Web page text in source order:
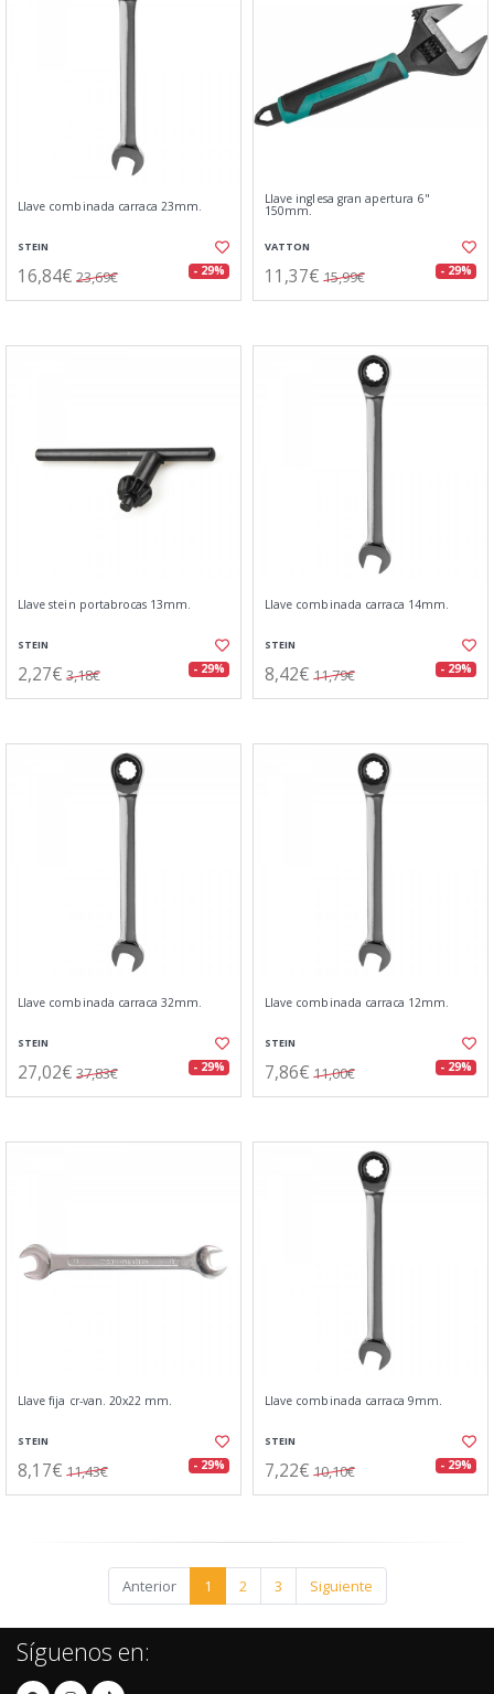
Llave combinada carraca 23mm.
STEIN
16,84€ 23,69€ - 29%
Llave inglesa gran apertura 6"
150mm.
VATTON
11,37€ 15,99€ - 29%
Llave stein portabrocas 13mm.
STEIN
2,27€ 3,18€ - 29%
Llave combinada carraca 14mm.
STEIN
8,42€ 11,79€ - 29%
Llave combinada carraca 32mm.
STEIN
27,02€ 37,83€ - 29%
Llave combinada carraca 12mm.
STEIN
7,86€ 11,00€ - 29%
Llave fija cr-van. 20x22 mm.
STEIN
8,17€ 11,43€ - 29%
Llave combinada carraca 9mm.
STEIN
7,22€ 10,10€ - 29%
Anterior 1 2 3 Siguiente
Síguenos en: